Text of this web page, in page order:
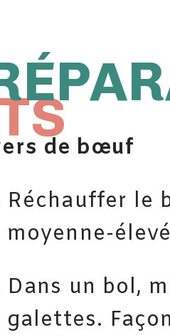
de bœuf
Réchauffer le
moyenne-
Dans un bol,
galettes.